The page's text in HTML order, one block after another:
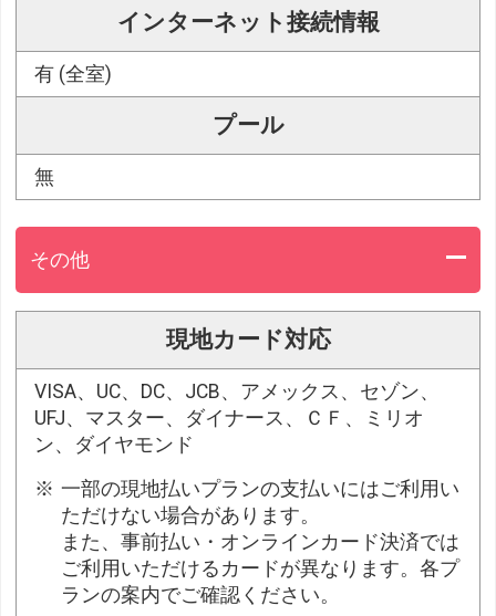
インターネット接続情報
有 (全室)
プール
無
その他
現地カード対応
VISA、UC、DC、JCB、アメックス、セゾン、
UFJ、マスター、ダイナース、ＣＦ、ミリオ
ン、ダイヤモンド
一部の現地払いプランの支払いにはご利用い
ただけない場合があります。
また、事前払い・オンラインカード決済では
ご利用いただけるカードが異なります。各プ
ランの案内でご確認ください。